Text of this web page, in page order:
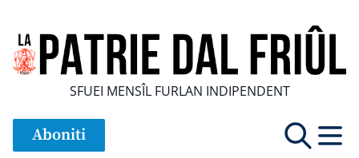
SFUEI MENSÎL FURLAN INDIPENDENT
Aboniti